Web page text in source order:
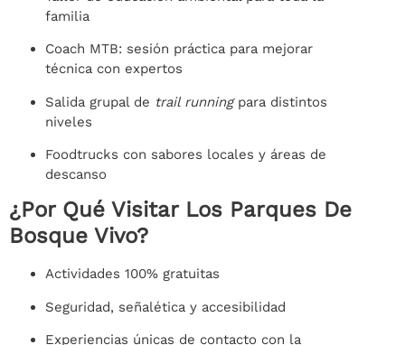
familia
Coach MTB: sesión práctica para mejorar
técnica con expertos
Salida grupal de trail runningpara distintos
niveles
Foodtrucks con sabores locales y áreas de
descanso
¿Por Qué Visitar Los Parques De
Bosque Vivo?
Actividades 100% gratuitas
Seguridad, señalética y accesibilidad
Experiencias únicas de contacto con la